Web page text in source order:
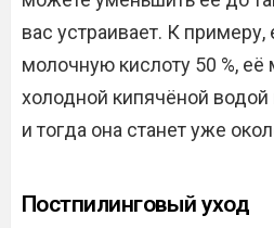
вас устраивает. К
молочную кислоту 50 %,
холодной кипячёной
и тогда она станет уже
Постпилинговый уход